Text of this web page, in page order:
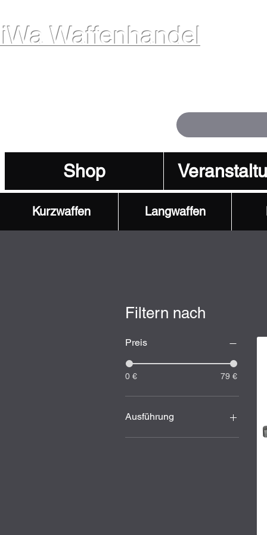
Waffenhandel
Shop
Kurzwaffen Langwaffen
Filtern nach
Preis
0 € 79 €
Ausführung
J-Frame